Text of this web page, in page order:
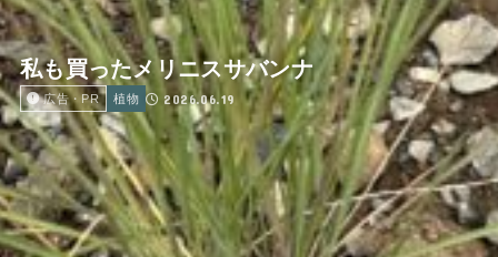
私も買ったメリニスサバンナ
広告・PR 植物 2026.06.19